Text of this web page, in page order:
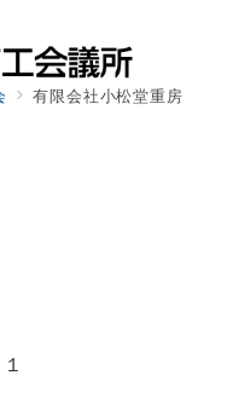
有限会社小松堂重房